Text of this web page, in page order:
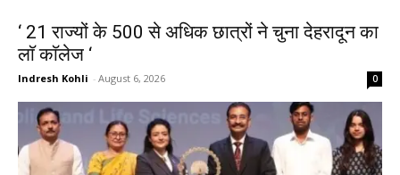
‘ 21 राज्यों के 500 से अधिक छात्रों ने चुना देहरादून का
लाॅ काॅलेज ‘
Indresh Kohli - August 6, 2026 0